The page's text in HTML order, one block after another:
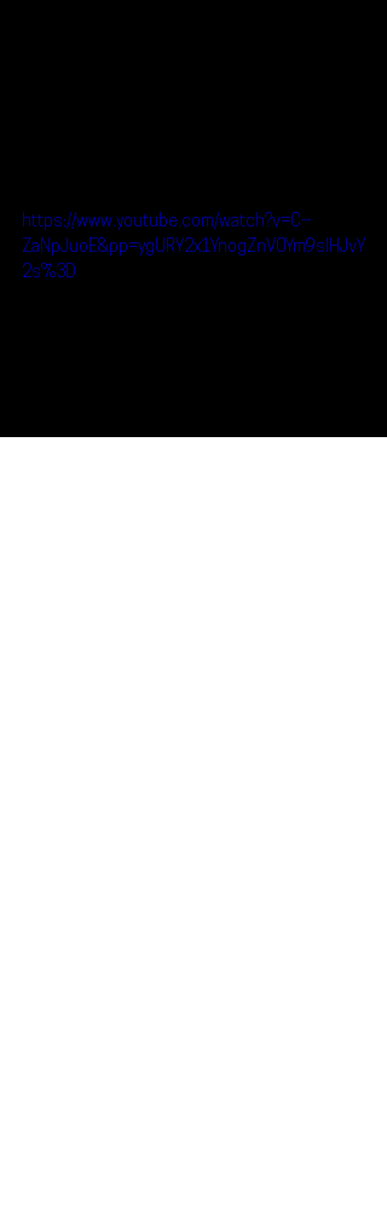
https://www.youtube.com/watch?v=C--
ZaNpJuoE&pp=ygURY2x1YnogZnV0Ym9sIHJvY
2s%3D